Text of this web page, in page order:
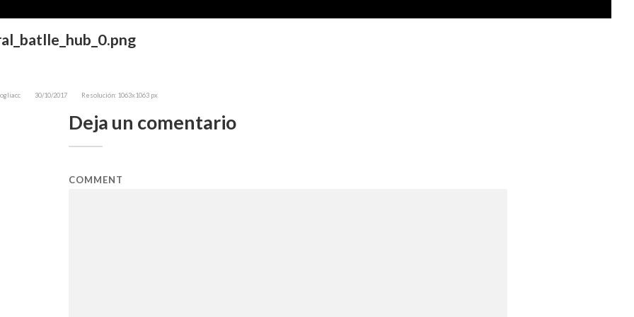
30/10/2017 Resolución: 1063x1063 px
Deja un comentario
COMMENT